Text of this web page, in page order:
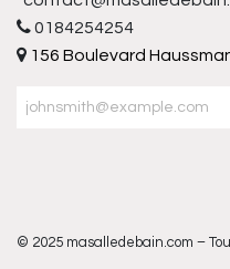
0184254254
156 Boulevard
© 2025 masalledebain.com –